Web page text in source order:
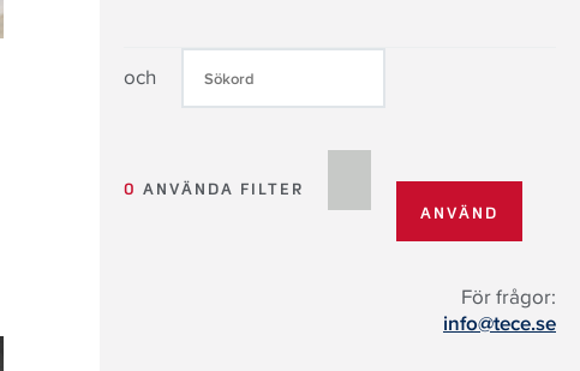
och
0 ANVÄNDA FILTER
För frågor:
info@tece.se